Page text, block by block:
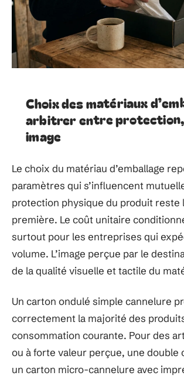
Choix des matériaux
arbitrer entre
image
Le choix du matériau d’emballage
paramètres qui s’influencent
protection physique du produit reste
première. Le coût unitaire
surtout pour les entreprises qui
volume. L’image perçue par le
de la qualité visuelle et tactile du
Un carton ondulé simple cannelure
correctement la majorité des
consommation courante. Pour des
ou à forte valeur perçue, une double
un carton micro-cannelure avec